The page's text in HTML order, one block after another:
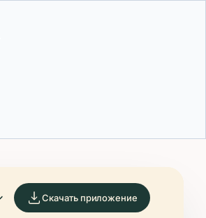
Скачать приложение